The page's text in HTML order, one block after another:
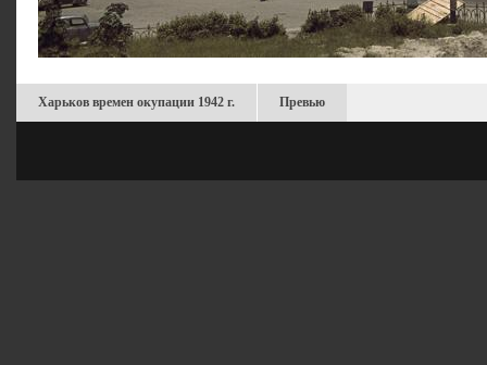
Харьков времен окупации 1942 г. Превью